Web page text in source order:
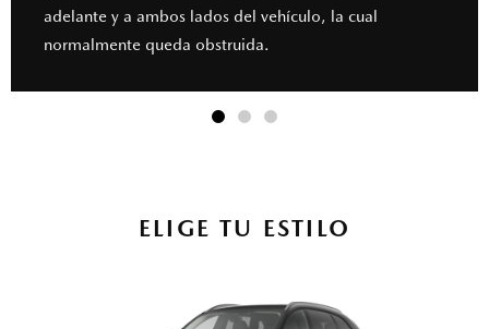
adelante y a ambos lados del vehículo, la cual
normalmente queda obstruida.
ELIGE TU ESTILO